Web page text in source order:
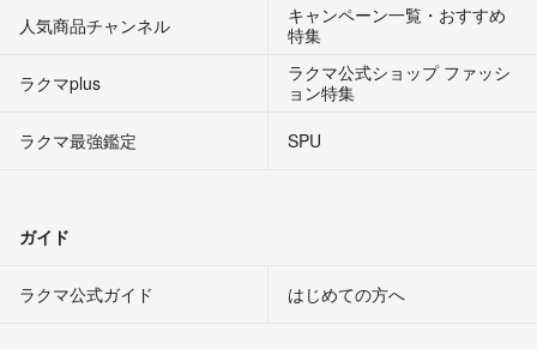
人気商品チャンネル
キャンペーン一覧・おすすめ
特集
ラクマplus
ラクマ公式ショップ ファッシ
ョン特集
ラクマ最強鑑定
SPU
ガイド
ラクマ公式ガイド はじめての方へ